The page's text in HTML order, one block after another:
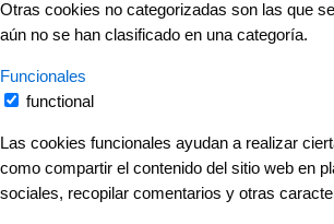
Otras cookies no categorizadas son las que
aún no se han clasificado en una categoría.
Funcionales
functional
Las cookies funcionales ayudan a realizar
como compartir el contenido del sitio web en
sociales, recopilar comentarios y otras